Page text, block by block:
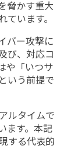
脅かす重大
います。
バー攻撃に
び、対応コ
や「いつサ
いう前提で
ルタイムで
ます。本記
する代表的